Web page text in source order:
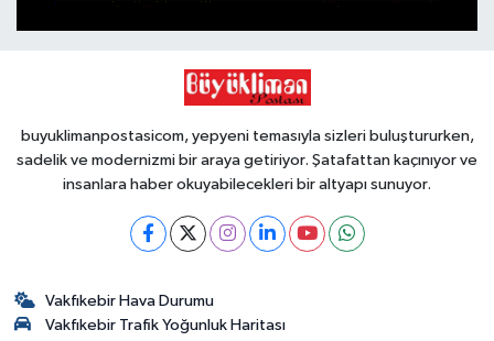
buyuklimanpostasicom, yepyeni temasıyla sizleri buluştururken,
sadelik ve modernizmi bir araya getiriyor. Şatafattan kaçınıyor ve
insanlara haber okuyabilecekleri bir altyapı sunuyor.
Vakfıkebir Hava Durumu
Vakfıkebir Trafik Yoğunluk Haritası